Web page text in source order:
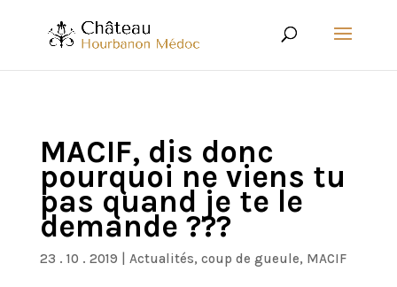
MACIF, dis donc
pourquoi ne viens tu
pas quand je te le
demande ???
23 . 10 . 2019 Actualités, coup de gueule, MACIF